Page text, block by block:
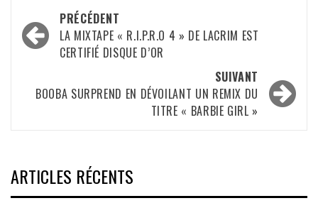
Navigation
d’article
PRÉCÉDENT
LA MIXTAPE « R.I.P.R.O 4 » DE LACRIM EST
CERTIFIÉ DISQUE D’OR
SUIVANT
BOOBA SURPREND EN DÉVOILANT UN REMIX DU
TITRE « BARBIE GIRL »
ARTICLES RÉCENTS